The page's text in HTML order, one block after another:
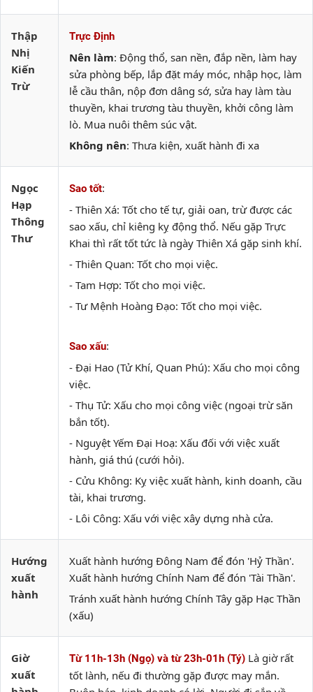
Thập
Nhị
Kiến
Trừ
Trực Định
Nên làm: Động thổ, san nền, đắp nền, làm hay
sửa phòng bếp, lắp đặt máy móc, nhập học, làm
lễ cầu thân, nộp đơn dâng sớ, sửa hay làm tàu
thuyền, khai trương tàu thuyền, khởi công làm
lò. Mua nuôi thêm súc vật.
Không nên: Thưa kiện, xuất hành đi xa
Ngọc
Hạp
Thông
Thư
Sao tốt:
- Thiên Xá: Tốt cho tế tự, giải oan, trừ được các
sao xấu, chỉ kiêng kỵ động thổ. Nếu gặp Trực
Khai thì rất tốt tức là ngày Thiên Xá gặp sinh khí.
- Thiên Quan: Tốt cho mọi việc.
- Tam Hợp: Tốt cho mọi việc.
- Tư Mệnh Hoàng Đạo: Tốt cho mọi việc.
Sao xấu:
- Đại Hao (Tử Khí, Quan Phú): Xấu cho mọi công
việc.
- Thụ Tử: Xấu cho mọi công việc (ngoại trừ săn
bắn tốt).
- Nguyệt Yếm Đại Hoạ: Xấu đối với việc xuất
hành, giá thú (cưới hỏi).
- Cửu Không: Kỵ việc xuất hành, kinh doanh, cầu
tài, khai trương.
- Lôi Công: Xấu với việc xây dựng nhà cửa.
Hướng
xuất
hành
Xuất hành hướng Đông Nam để đón 'Hỷ Thần'.
Xuất hành hướng Chính Nam để đón 'Tài Thần'.
Tránh xuất hành hướng Chính Tây gặp Hạc Thần
(xấu)
Giờ
xuất
Từ 11h-13h (Ngọ) và từ 23h-01h (Tý) Là giờ rất
tốt lành, nếu đi thường gặp được may mắn.